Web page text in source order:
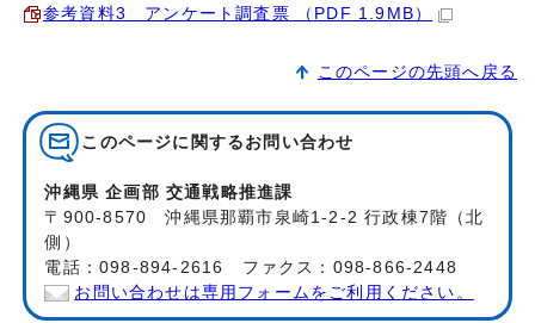
参考資料3 アンケート調査票 （PDF 1.9MB）
このページの先頭へ戻る
このページに関する お問い合わせ
沖縄県 企画部 交通戦略推進課
〒900-8570 沖縄県那覇市泉崎1-2-2 行政棟7階（北
側）
電話：098-894-2616 ファクス：098-866-2448
お問い合わせは専用フォームをご利用ください。